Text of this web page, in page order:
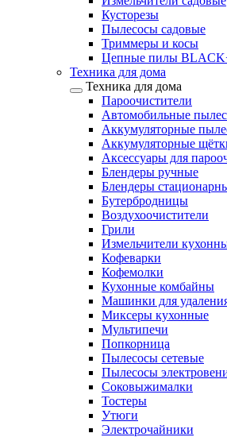
Кусторезы
Пылесосы садовые
Триммеры и косы
Цепные пилы
Техника для дома
Техника для дома
Пароочистители
Автомобильные
Аккумуляторные
Аккумуляторные
Аксессуары для
Блендеры ручные
Блендеры
Бутербродницы
Воздухоочистители
Грили
Измельчители
Кофеварки
Кофемолки
Кухонные комбайны
Машинки для
Миксеры кухонные
Мультипечи
Попкорница
Пылесосы сетевые
Пылесосы
Соковыжималки
Тостеры
Утюги
Электрочайники